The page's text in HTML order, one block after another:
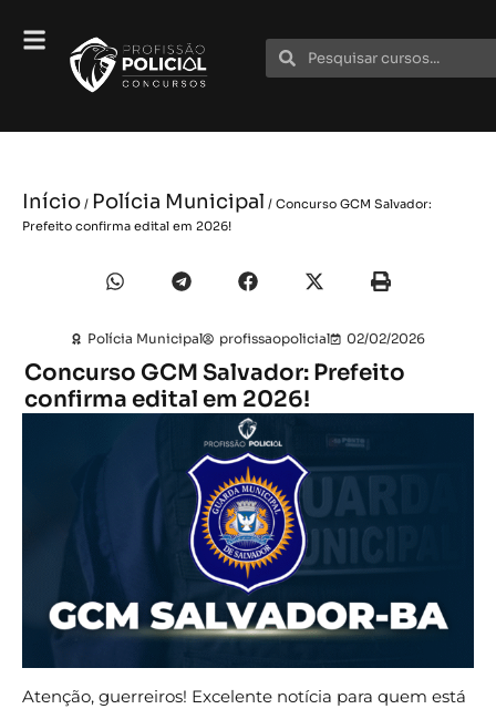
Início / Polícia Municipal / Concurso GCM Salvador:
Prefeito confirma edital em 2026!
Polícia Municipal profissaopolicial 02/02/2026
Concurso GCM Salvador: Prefeito
confirma edital em 2026!
Atenção, guerreiros! Excelente notícia para quem está